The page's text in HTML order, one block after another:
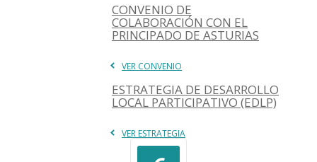
CONVENIO DE
COLABORACIÓN CON EL
PRINCIPADO DE ASTURIAS
VER CONVENIO
ESTRATEGIA DE DESARROLLO
LOCAL PARTICIPATIVO (EDLP)
VER ESTRATEGIA